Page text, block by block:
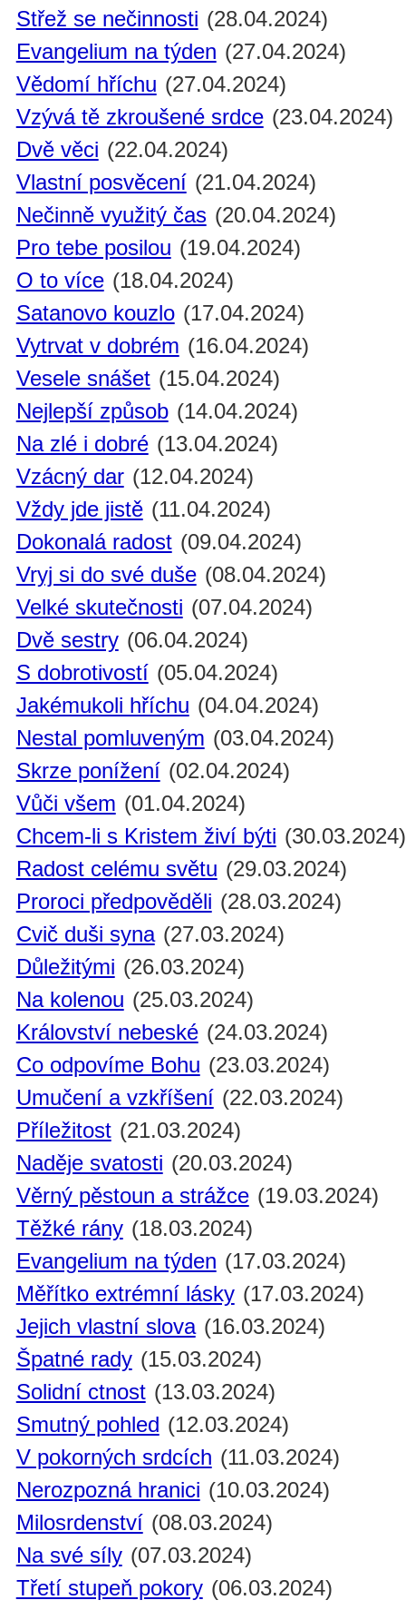
Střež se nečinnosti (28.04.2024)
Evangelium na týden (27.04.2024)
Vědomí hříchu (27.04.2024)
Vzývá tě zkroušené srdce (23.04.2024)
Dvě věci (22.04.2024)
Vlastní posvěcení (21.04.2024)
Nečinně využitý čas (20.04.2024)
Pro tebe posilou (19.04.2024)
O to více (18.04.2024)
Satanovo kouzlo (17.04.2024)
Vytrvat v dobrém (16.04.2024)
Vesele snášet (15.04.2024)
Nejlepší způsob (14.04.2024)
Na zlé i dobré (13.04.2024)
Vzácný dar (12.04.2024)
Vždy jde jistě (11.04.2024)
Dokonalá radost (09.04.2024)
Vryj si do své duše (08.04.2024)
Velké skutečnosti (07.04.2024)
Dvě sestry (06.04.2024)
S dobrotivostí (05.04.2024)
Jakémukoli hříchu (04.04.2024)
Nestal pomluveným (03.04.2024)
Skrze ponížení (02.04.2024)
Vůči všem (01.04.2024)
Chcem-li s Kristem živí býti (30.03.2024)
Radost celému světu (29.03.2024)
Proroci předpověděli (28.03.2024)
Cvič duši syna (27.03.2024)
Důležitými (26.03.2024)
Na kolenou (25.03.2024)
Království nebeské (24.03.2024)
Co odpovíme Bohu (23.03.2024)
Umučení a vzkříšení (22.03.2024)
Příležitost (21.03.2024)
Naděje svatosti (20.03.2024)
Věrný pěstoun a strážce (19.03.2024)
Těžké rány (18.03.2024)
Evangelium na týden (17.03.2024)
Měřítko extrémní lásky (17.03.2024)
Jejich vlastní slova (16.03.2024)
Špatné rady (15.03.2024)
Solidní ctnost (13.03.2024)
Smutný pohled (12.03.2024)
V pokorných srdcích (11.03.2024)
Nerozpozná hranici (10.03.2024)
Milosrdenství (08.03.2024)
Na své síly (07.03.2024)
Třetí stupeň pokory (06.03.2024)